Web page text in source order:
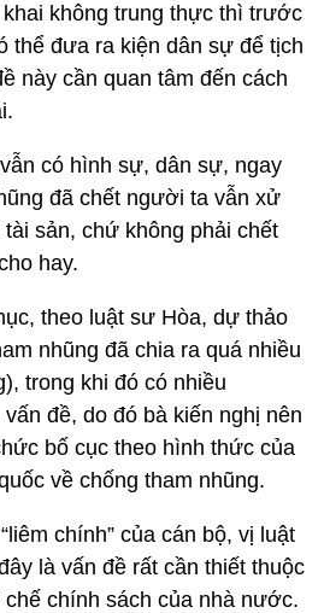
không trung thực thì trước
thể đưa ra kiện dân sự để tịch
này cần quan tâm đến cách
có hình sự, dân sự, ngay
đã chết người ta vẫn xử
sản, chứ không phải chết
hay.
theo luật sư Hòa, dự thảo
nhũng đã chia ra quá nhiều
trong khi đó có nhiều
đề, do đó bà kiến nghị nên
bố cục theo hình thức của
về chống tham nhũng.
chính” của cán bộ, vị luật
là vấn đề rất cần thiết thuộc
chính sách của nhà nước.